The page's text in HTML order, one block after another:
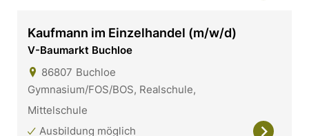
Kaufmann im Einzelhandel (m/w/d)
V-Baumarkt Buchloe
86807 Buchloe
Gymnasium/FOS/BOS, Realschule,
Mittelschule
Ausbildung möglich